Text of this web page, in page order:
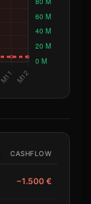
CASHFLOW
−1.500 €